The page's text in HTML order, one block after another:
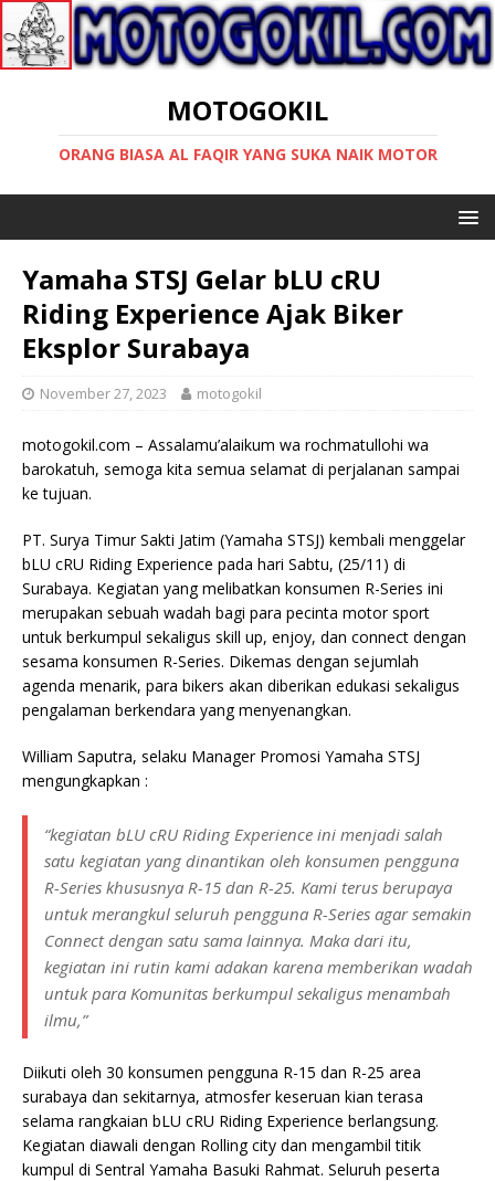
MOTOGOKIL
ORANG BIASA AL FAQIR YANG SUKA NAIK MOTOR
Yamaha STSJ Gelar bLU cRU
Riding Experience Ajak Biker
Eksplor Surabaya
November 27, 2023 motogokil
motogokil.com – Assalamu’alaikum wa rochmatullohi wa
barokatuh, semoga kita semua selamat di perjalanan sampai
ke tujuan.
PT. Surya Timur Sakti Jatim (Yamaha STSJ) kembali menggelar
bLU cRU Riding Experience pada hari Sabtu, (25/11) di
Surabaya. Kegiatan yang melibatkan konsumen R-Series ini
merupakan sebuah wadah bagi para pecinta motor sport
untuk berkumpul sekaligus skill up, enjoy, dan connect dengan
sesama konsumen R-Series. Dikemas dengan sejumlah
agenda menarik, para bikers akan diberikan edukasi sekaligus
pengalaman berkendara yang menyenangkan.
William Saputra, selaku Manager Promosi Yamaha STSJ
mengungkapkan :
“kegiatan bLU cRU Riding Experience ini menjadi salah
satu kegiatan yang dinantikan oleh konsumen pengguna
R-Series khususnya R-15 dan R-25. Kami terus berupaya
untuk merangkul seluruh pengguna R-Series agar semakin
Connect dengan satu sama lainnya. Maka dari itu,
kegiatan ini rutin kami adakan karena memberikan wadah
untuk para Komunitas berkumpul sekaligus menambah
ilmu,”
Diikuti oleh 30 konsumen pengguna R-15 dan R-25 area
surabaya dan sekitarnya, atmosfer keseruan kian terasa
selama rangkaian bLU cRU Riding Experience berlangsung.
Kegiatan diawali dengan Rolling city dan mengambil titik
kumpul di Sentral Yamaha Basuki Rahmat. Seluruh peserta